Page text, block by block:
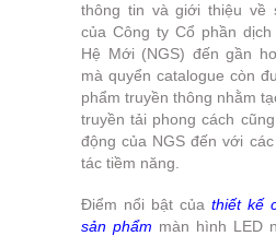
thông tin và giới thiệu về
của Công ty Cổ phần
Hệ Mới (NGS) đến gần
mà quyển catalogue còn
phẩm truyền thông nhằm
truyền tải phong cách
động của NGS đến với
tác tiềm năng.
Điểm nổi bật của thiết kế
sản phẩm màn hình LED